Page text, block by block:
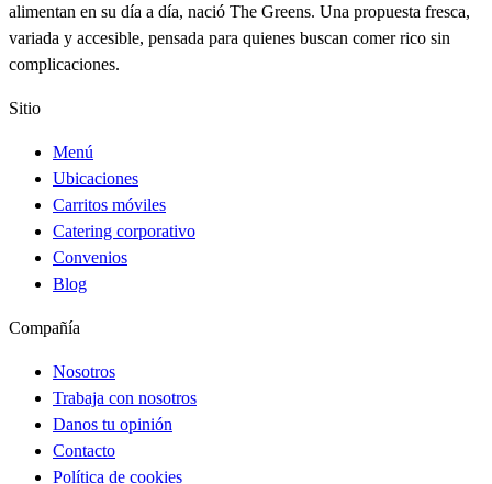
alimentan en su día a día, nació The Greens. Una propuesta fresca,
variada y accesible, pensada para quienes buscan comer rico sin
complicaciones.
Sitio
Menú
Ubicaciones
Carritos móviles
Catering corporativo
Convenios
Blog
Compañía
Nosotros
Trabaja con nosotros
Danos tu opinión
Contacto
Política de cookies